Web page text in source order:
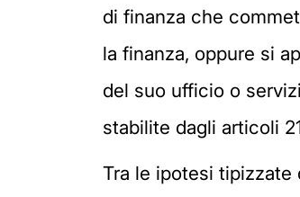
di finanza che
la finanza, oppure si
del suo ufficio o
stabilite dagli articoli
Tra le ipotesi tipizzate